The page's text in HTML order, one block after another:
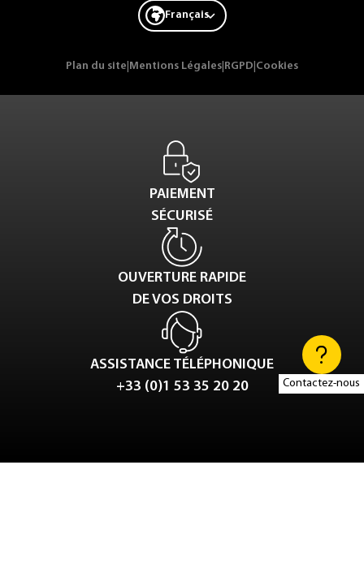
Contactez-nous
Français
Plan du site Mentions Légales RGPD Cookies
PAIEMENT
SÉCURISÉ
OUVERTURE RAPIDE
DE VOS DROITS
ASSISTANCE TÉLÉPHONIQUE
+33 (0)1 53 35 20 20